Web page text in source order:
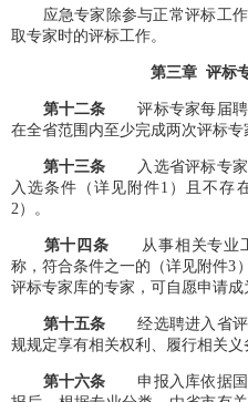
应急专家除参与正常评标工作
取专家时的评标工作。
第三章 评标
第十二条评标专家每届
在全省范围内至少完成两次评标专
第十三条
入选省评标专
入选条件（详见附件1）且不存
2）。
第十 四 条 从事相关专业
称，符合条件之一的（详见附件3
评标专家库的专家，可自愿申请成
第十五条经选聘进入省
规规定享有相关权利、履行相关义
第十六条申报入库依据